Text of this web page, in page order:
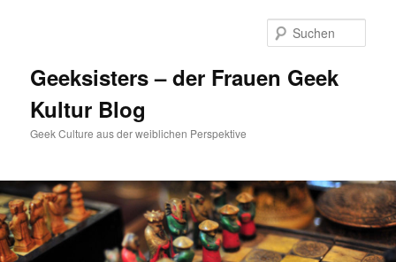
Geeksisters – der Frauen Geek
Kultur Blog
Geek Culture aus der weiblichen Perspektive